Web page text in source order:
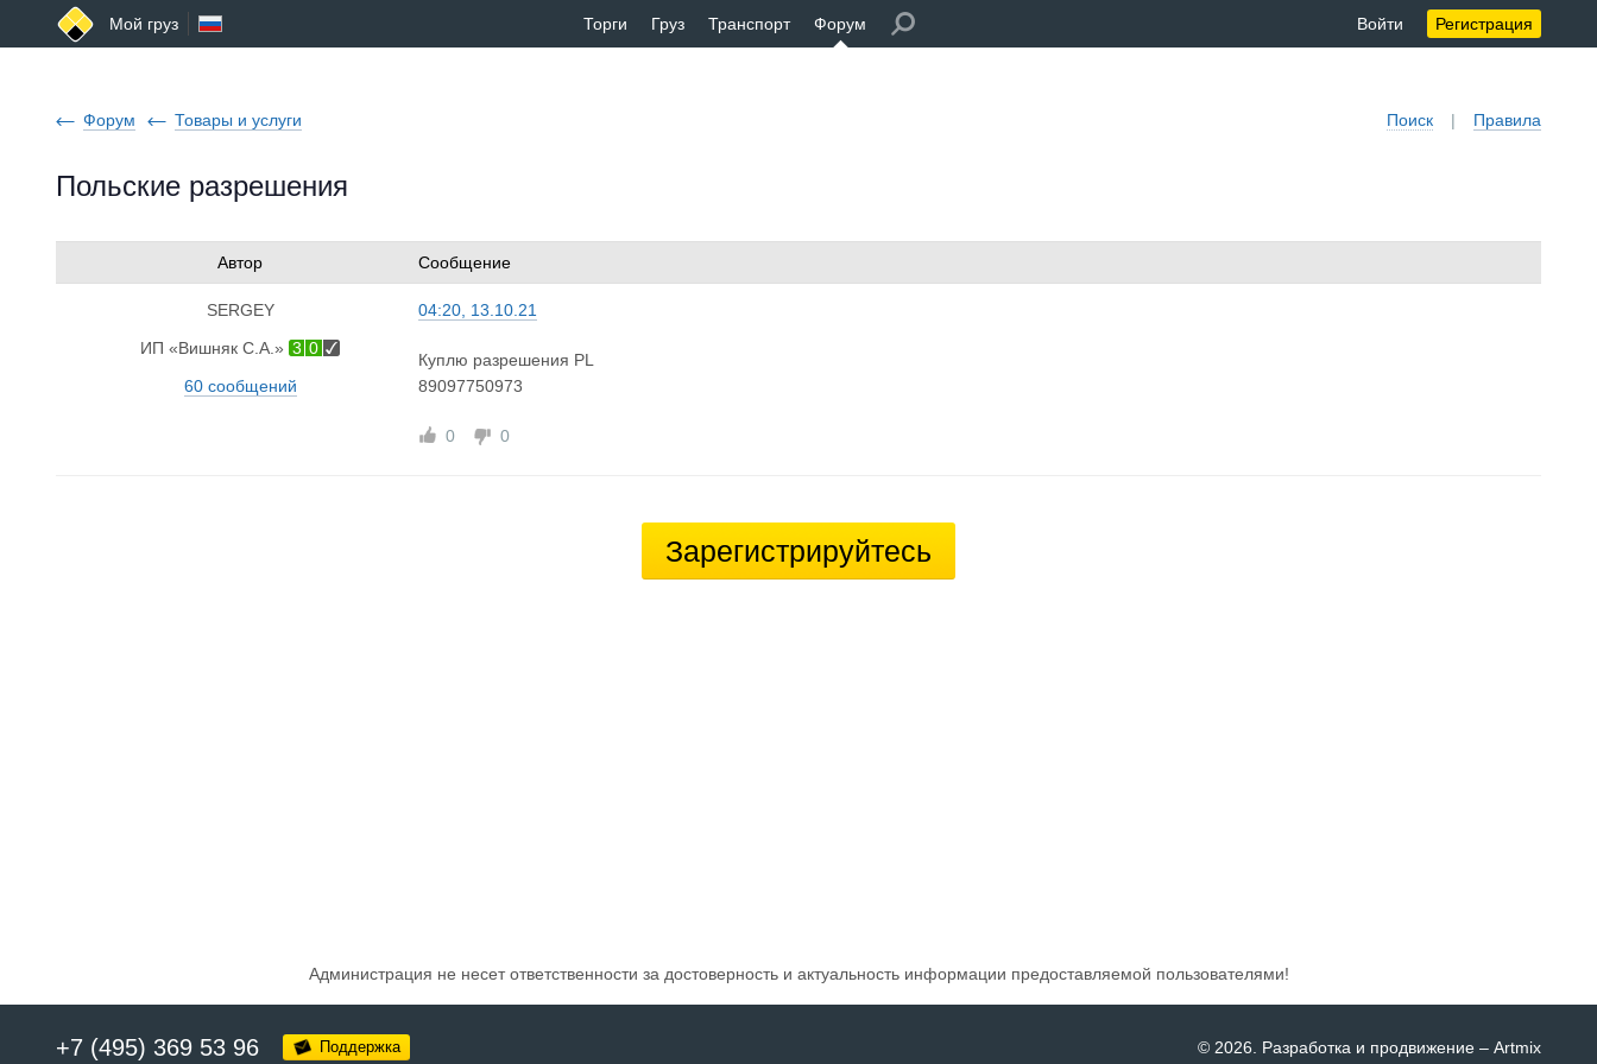
Мой груз Торги Груз Транспорт Форум Войти Регистрация
Поиск | Правила
Форум Товары и услуги
Польские разрешения
Автор Сообщение
SERGEY
ИП «Вишняк С.А.» 3 0
60 сообщений
04:20, 13.10.21
Куплю разрешения PL
89097750973
0 0
Зарегистрируйтесь
Администрация не несет ответственности за достоверность и актуальность информации предоставляемой пользователями!
+7 (495) 369 53 96 Поддержка © 2026 . Разработка и продвижение – Artmix